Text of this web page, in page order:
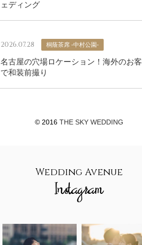
ェディング
2026.07.28 桐蔭茶席 -中村公園-
名古屋の穴場ロケーション！海外のお
で和装前撮り
© 2016 THE SKY WEDDING
Wedding Avenue
Instagram